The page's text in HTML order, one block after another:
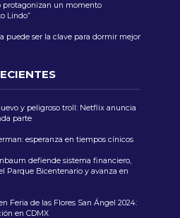
protagonizan un momento
Lindo”
puede ser la clave para dormir mejor
y peligroso troll: Netflix anuncia
parte
esperanza en tiempos cínicos
defiende sistema financiero,
Parque Bicentenario y avanza en
Feria de las Flores San Ángel 2024:
en CDMX